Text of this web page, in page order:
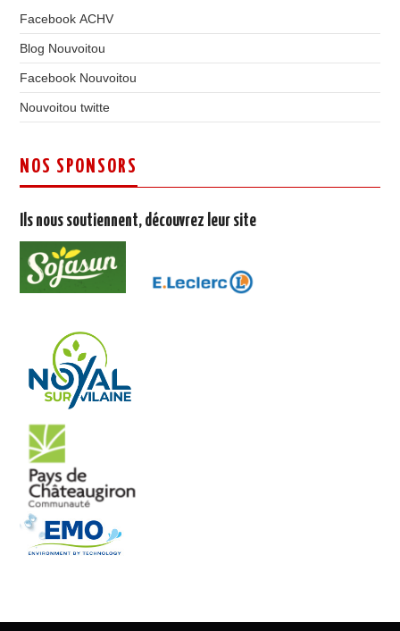
Facebook ACHV
Blog Nouvoitou
Facebook Nouvoitou
Nouvoitou twitte
NOS SPONSORS
Ils nous soutiennent, découvrez leur site